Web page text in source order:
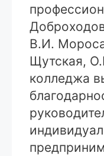
В.И.
Щутская,
колледжа